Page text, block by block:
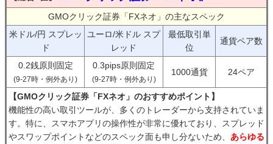
GMOクリック証券「FXネオ」の主なスペック
米ドル/円 スプレッ
ド
ユーロ/米ドル スプ
レッド
最低取引単
位
通貨ペア数
0.2銭原則固定
(9-27時・例外あり)
0.3pips原則固定
(9-27時・例外あり)
1000通貨 24ペア
【GMOクリック証券「FXネオ」のおすすめポイント】
機能性の高い取引ツールが、多くのトレーダーから支持されていま
す。特に、スマホアプリの操作性が非常に優れており、スプレッド
やスワップポイントなどのスペック面も申し分ないため、 あらゆる